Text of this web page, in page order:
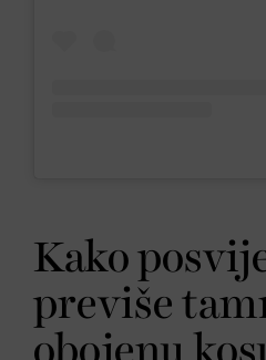
Kako
previše